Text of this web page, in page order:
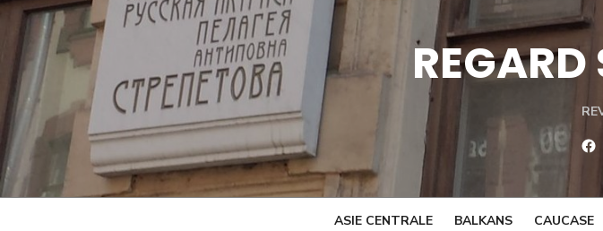
Skip
content
REGARD
ASIE CENTRALE BALKANS CAUCASE